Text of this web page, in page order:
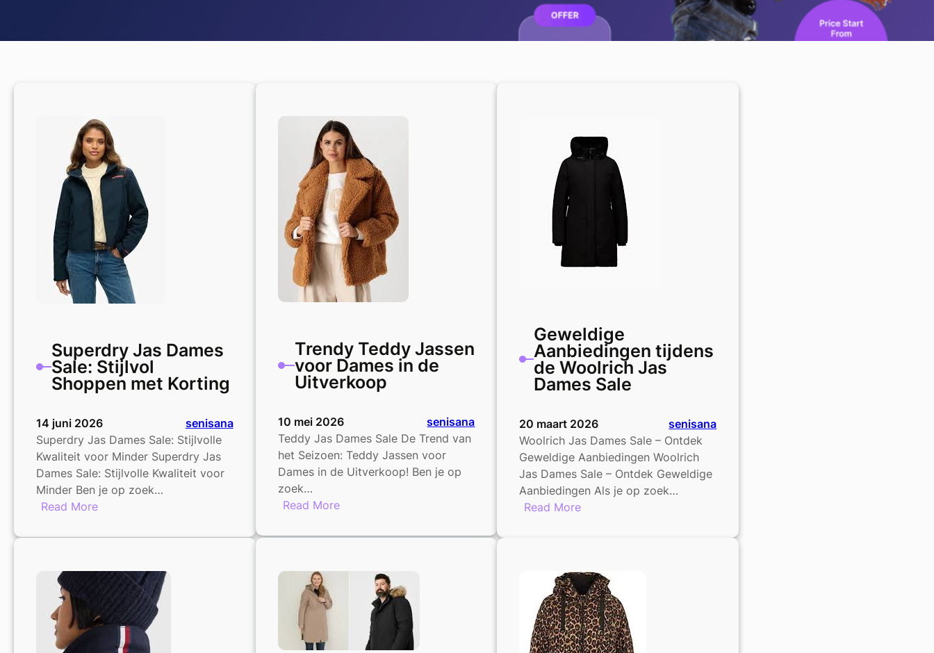
Superdry Jas Dames
Sale: Stijlvol
Shoppen met Korting
14 juni 2026
senisana
Superdry Jas Dames Sale: Stijlvolle
Kwaliteit voor Minder Superdry Jas
Dames Sale: Stijlvolle Kwaliteit voor
Minder Ben je op zoek…
Read More:
Jas
Sale:
Stijlvol
Shoppen
met
Korting
Trendy Teddy Jassen
voor Dames in de
Uitverkoop
10 mei 2026
senisana
Teddy Jas Dames Sale De Trend van
het Seizoen: Teddy Jassen voor
Dames in de Uitverkoop! Ben je op
zoek…
Read More:
Teddy
voor
Dames
Uitverkoop
Geweldige
Aanbiedingen tijdens
de Woolrich Jas
Dames Sale
20 maart 2026
senisana
Woolrich Jas Dames Sale – Ontdek
Geweldige Aanbiedingen Woolrich
Jas Dames Sale – Ontdek Geweldige
Aanbiedingen Als je op zoek…
Read More:
de
Woolrich
Jas
Dames
Sale